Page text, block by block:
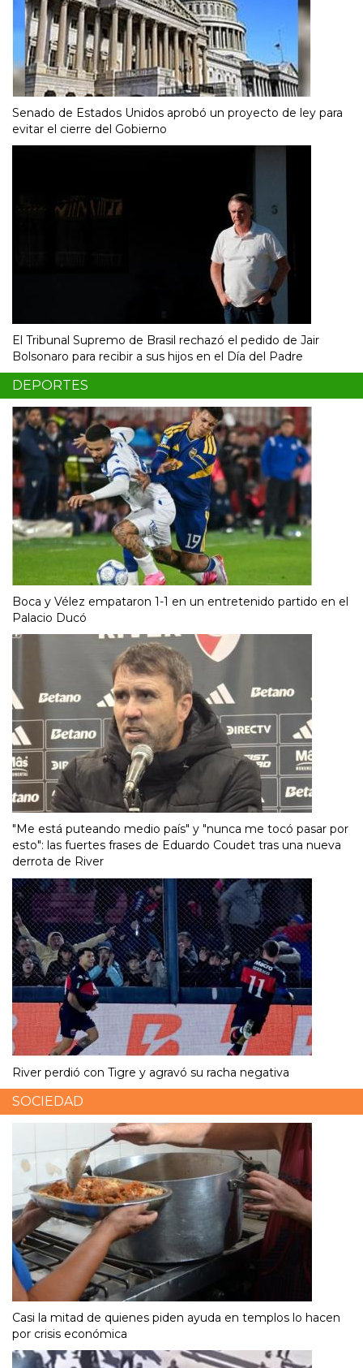
Senado de Estados Unidos aprobó un proyecto de ley para
evitar el cierre del Gobierno
El Tribunal Supremo de Brasil rechazó el pedido de Jair
Bolsonaro para recibir a sus hijos en el Día del Padre
DEPORTES
Boca y Vélez empataron 1-1 en un entretenido partido en el
Palacio Ducó
"Me está puteando medio país" y "nunca me tocó pasar por
esto": las fuertes frases de Eduardo Coudet tras una nueva
derrota de River
River perdió con Tigre y agravó su racha negativa
SOCIEDAD
Casi la mitad de quienes piden ayuda en templos lo hacen
por crisis económica